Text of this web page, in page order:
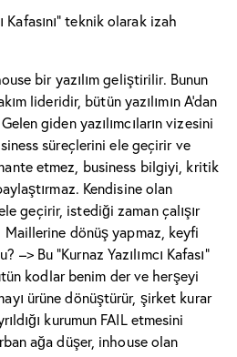
Kafasını” teknik olarak izah
bir yazılım geliştirilir. Bunun
lideridir, bütün yazılımın A’dan
giden yazılımcıların vizesini
süreçlerini ele geçirir ve
etmez, business bilgiyi, kritik
Kendisine olan
ele geçirir, istediği zaman çalışır
Maillerine dönüş yapmaz, keyfi
Bu “Kurnaz Yazılımcı Kafası”
kodlar benim der ve herşeyi
ürüne dönüştürür, şirket kurar
kurumun FAIL etmesini
ağa düşer, inhouse olan